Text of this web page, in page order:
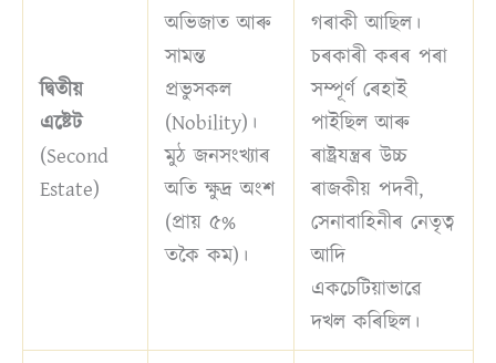
দ্বিতীয়
এষ্টেট
(Second
Estate)
অভিজাত আৰু
সামন্ত
প্ৰভুসকল
(Nobility)।
মুঠ জনসংখ্যাৰ
অতি ক্ষুদ্ৰ অংশ
(প্ৰায় ৫%
তকৈ কম)।
গৰাকী আছিল।
চৰকাৰী কৰৰ পৰা
সম্পূৰ্ণ ৰেহাই
পাইছিল আৰু
ৰাষ্ট্ৰযন্ত্ৰৰ উচ্চ
ৰাজকীয় পদবী,
সেনাবাহিনীৰ নেতৃত্ব
আদি
একচেটিয়াভাৱে
দখল কৰিছিল।